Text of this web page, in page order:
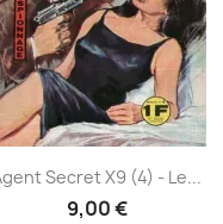
Vista rápida
Secret X9 (4) - Le...
9,00 €